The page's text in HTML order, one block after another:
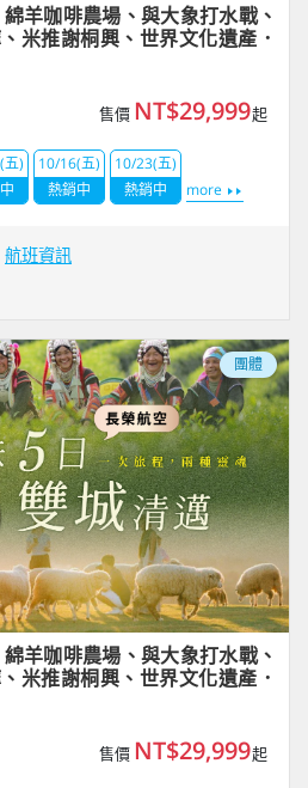
羊咖啡農場、與大象打水戰、
米推謝桐興、世界文化遺產．
售價 NT$29,999起
)
10/16(五)
熱銷中
10/23(五)
熱銷中
more
航班資訊
團體
羊咖啡農場、與大象打水戰、
米推謝桐興、世界文化遺產．
售價 NT$29,999起